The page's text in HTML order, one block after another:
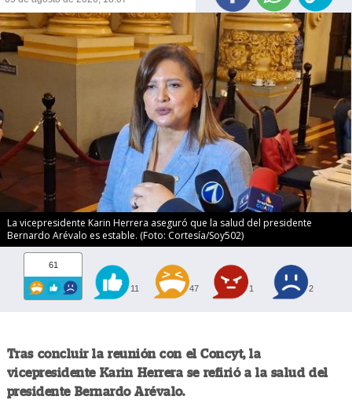
La vicepresidente Karin Herrera aseguró que la salud del presidente
Bernardo Arévalo es estable. (Foto: Cortesía/Soy502)
61
11 47 1 2
Tras concluir la reunión con el Concyt, la
vicepresidente Karin Herrera se refirió a la salud del
presidente Bernardo Arévalo.